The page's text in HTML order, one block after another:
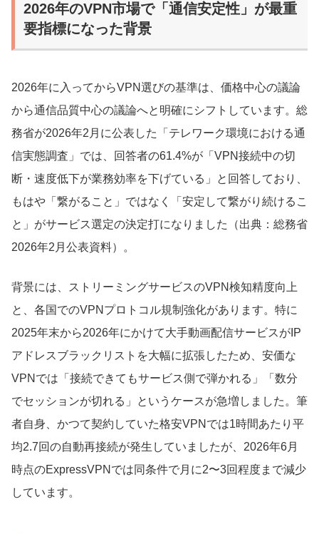
2026年のVPN市場で「通信安定性」が最重
要指標になった背景
2026年に入ってからVPN選びの基準は、価格中心の議論
から通信品質中心の議論へと明確にシフトしています。総
務省が2026年2月に公表した「テレワーク環境における通
信実態調査」では、回答者の61.4%が「VPN接続中の切
断・速度低下が業務効率を下げている」と回答しており、
もはや「繋がること」ではなく「安定して繋がり続けるこ
と」がサービス選定の決定打になりました（出典：総務省
2026年2月公表資料）。
背景には、ストリーミングサービスのVPN検知精度向上
と、各国でのVPNプロトコル規制強化があります。特に
2025年末から2026年にかけて大手動画配信サービスがIP
アドレスブラックリストを大幅に拡張したため、安価な
VPNでは「接続できてもサービス側で弾かれる」「数分
でセッションが切れる」というケースが急増しました。筆
者自身、かつて契約していた格安VPNでは1時間あたり平
均2.7回の自動再接続が発生していましたが、2026年6月
時点のExpressVPNでは同条件で月に2〜3回程度まで減少
しています。